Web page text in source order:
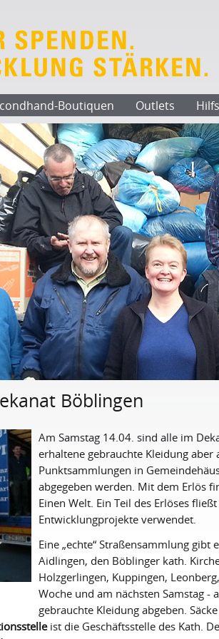
Boutiquen Outlets
Böblingen
Am Samstag 14.04. sind alle im
erhaltene gebrauchte Kleidung
Punktsammlungen in
abgegeben werden. Mit dem Erlös
Einen Welt. Ein Teil des Erlöses
Entwicklungprojekte verwendet.
Eine „echte“ Straßensammlung
Aidlingen, den Böblinger kath.
Holzgerlingen, Kuppingen,
Woche und am nächsten Samstag -
gebrauchte Kleidung abgeben.
ist die Geschäftsstelle des Kath.